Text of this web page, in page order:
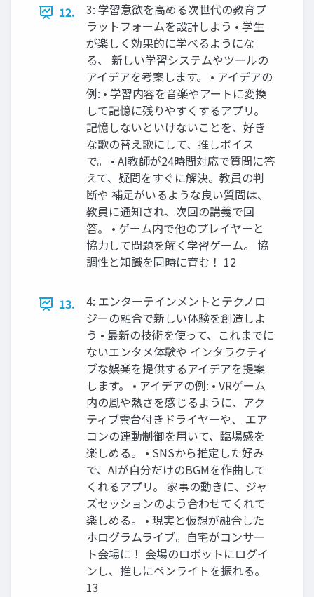
12.
3: 学習意欲を高める次世代の教育プ
ラットフォームを設計しよう • 学生
が楽しく効果的に学べるようにな
る、 新しい学習システムやツールの
アイデアを考案します。 • アイデアの
例: • 学習内容を音楽やアートに変換
して記憶に残りやすくするアプリ。
記憶しないといけないことを、好き
な歌の替え歌にして、推しボイス
で。 • AI教師が24時間対応で質問に答
えて、疑問をすぐに解決。教員の判
断や 補足がいるような良い質問は、
教員に通知され、次回の講義で回
答。 • ゲーム内で他のプレイヤーと
協力して問題を解く学習ゲーム。 協
調性と知識を同時に育む！ 12
13.
4: エンターテインメントとテクノロ
ジーの融合で新しい体験を創造しよ
う • 最新の技術を使って、これまでに
ないエンタメ体験や インタラクティ
ブな娯楽を提供するアイデアを提案
します。 • アイデアの例: • VRゲーム
内の風や熱さを感じるように、アク
ティブ雲台付きドライヤーや、 エア
コンの連動制御を用いて、臨場感を
楽しめる。 • SNSから推定した好み
で、AIが自分だけのBGMを作曲して
くれるアプリ。 家事の動きに、ジャ
ズセッションのよう合わせてくれて
楽しめる。 • 現実と仮想が融合した
ホログラムライブ。自宅がコンサー
ト会場に！ 会場のロボットにログイ
ンし、推しにペンライトを振れる。
13